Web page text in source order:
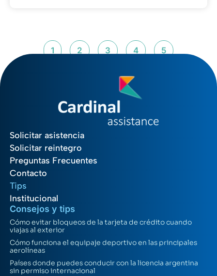
1 2 3 4 5
Solicitar asistencia
Solicitar reintegro
Preguntas Frecuentes
Contacto
Tips
Institucional
Consejos y tips
Cómo evitar bloqueos de la tarjeta de crédito cuando
viajas al exterior
Cómo funciona el equipaje deportivo en las principales
aerolíneas
Países donde puedes conducir con la licencia argentina
sin permiso internacional